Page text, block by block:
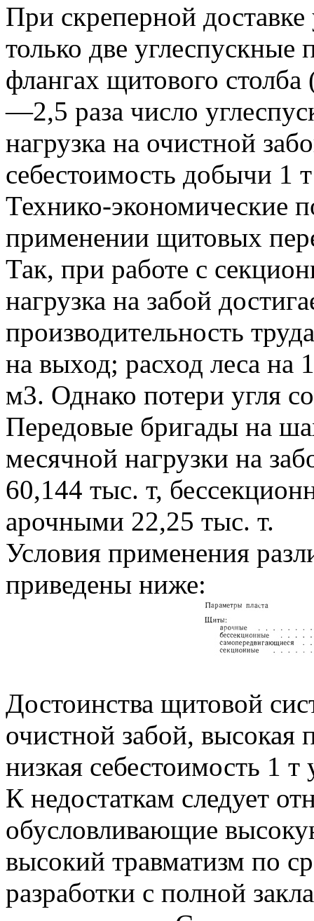
При скреперной доставке
только две
флангах щитового
—2,5 раза число
нагрузка на очистной
себестоимость добычи 1
Технико-экономические
применении щитовых
Так, при работе с
нагрузка на забой
производительность
на выход; расход леса на
м3. Однако потери угля
Передовые бригады на
месячной нагрузки на
60,144 тыс. т,
арочными 22,25 тыс. т.
Условия применения
приведены ниже:
Достоинства щитовой
очистной забой, высокая
низкая себестоимость 1
К недостаткам следует
обусловливающие
высокий травматизм по
разработки с полной